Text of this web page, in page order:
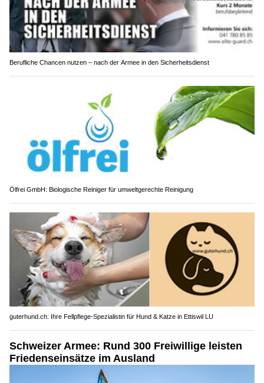
Berufliche Chancen nutzen – nach der Armee in den Sicherheitsdienst
Ölfrei GmbH: Biologische Reiniger für umweltgerechte Reinigung
guterhund.ch: Ihre Fellpflege-Spezialistin für Hund & Katze in Ettiswil LU
Schweizer Armee: Rund 300 Freiwillige leisten
Friedenseinsätze im Ausland